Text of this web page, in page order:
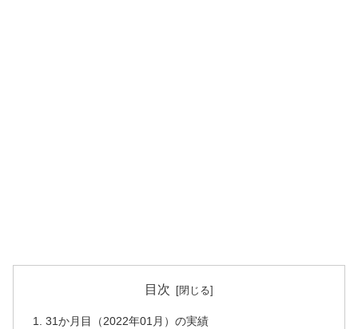
目次
31か月目（2022年01月）の実績